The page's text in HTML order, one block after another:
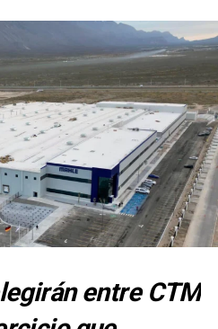
entre CTM